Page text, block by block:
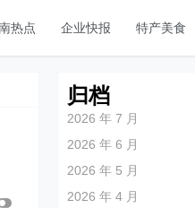
热点 企业快报 特产美食
归档
2026 年 7 月
2026 年 6 月
2026 年 5 月
2026 年 4 月